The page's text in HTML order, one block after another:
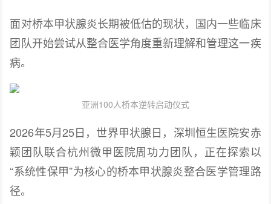
面对桥本甲状腺炎长期被低估的现状，国内一些临床
团队开始尝试从整合医学角度重新理解和管理这一疾
病。
亚洲100人桥本逆转启动仪式
2026年5月25日，世界甲状腺日，深圳恒生医院安赤
颖团队联合杭州微甲医院周功力团队，正在探索以
“系统性保甲”为核心的桥本甲状腺炎整合医学管理路
径。